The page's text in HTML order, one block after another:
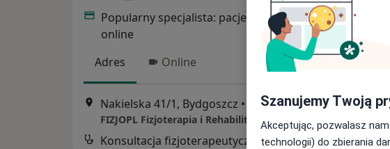
Popularny specjalista: pacjenci chętnie płacą
online
Adres
Online
Nakielska 41/1, Bydgoszcz • Mapa
FIZJOPL Fizjoterapia i Rehabilitacja
Konsultacja fizjoterapeutyczna 190 zł
Szanujemy Twoją
Akceptując, pozwalasz
technologii) do zbierania